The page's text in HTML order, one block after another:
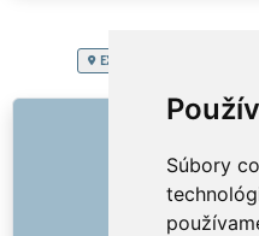
Súbory
EXTRA SERVICES
Ako to